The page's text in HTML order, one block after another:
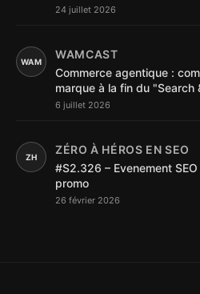
24 juillet 2026
WAM
WAMCAST
Commerce agentique :
marque à la fin du "Search
6 juillet 2026
ZH
ZÉRO À HÉROS EN SEO
#S2.326 – Evenement
promo
26 février 2026